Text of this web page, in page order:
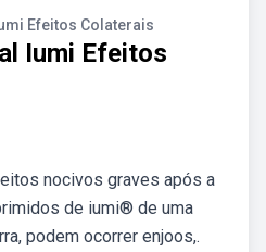
Efeitos Colaterais
Iumi Efeitos
nocivos graves após a
de iumi® de uma
podem ocorrer enjoos,.